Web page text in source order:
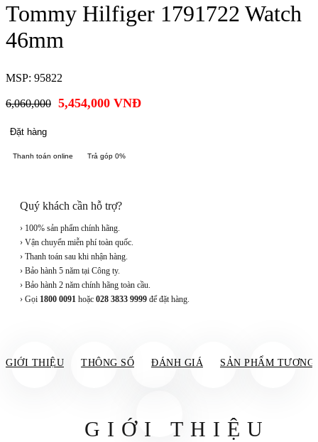
Tommy Hilfiger 1791722 Watch
46mm
MSP: 95822
6,060,000 5,454,000 VNĐ
Đặt hàng
Thanh toán online Trả góp 0%
Quý khách cần hỗ trợ?
› 100% sản phẩm chính hãng.
› Vận chuyển miễn phí toàn quốc.
› Thanh toán sau khi nhận hàng.
› Bảo hành 5 năm tại Công ty.
› Bảo hành 2 năm chính hãng toàn cầu.
› Gọi 1800 0091 hoặc 028 3833 9999 để đặt hàng.
GIỚI THIỆU THÔNG SỐ ĐÁNH GIÁ SẢN PHẨM TƯƠNG
GIỚI THIỆU